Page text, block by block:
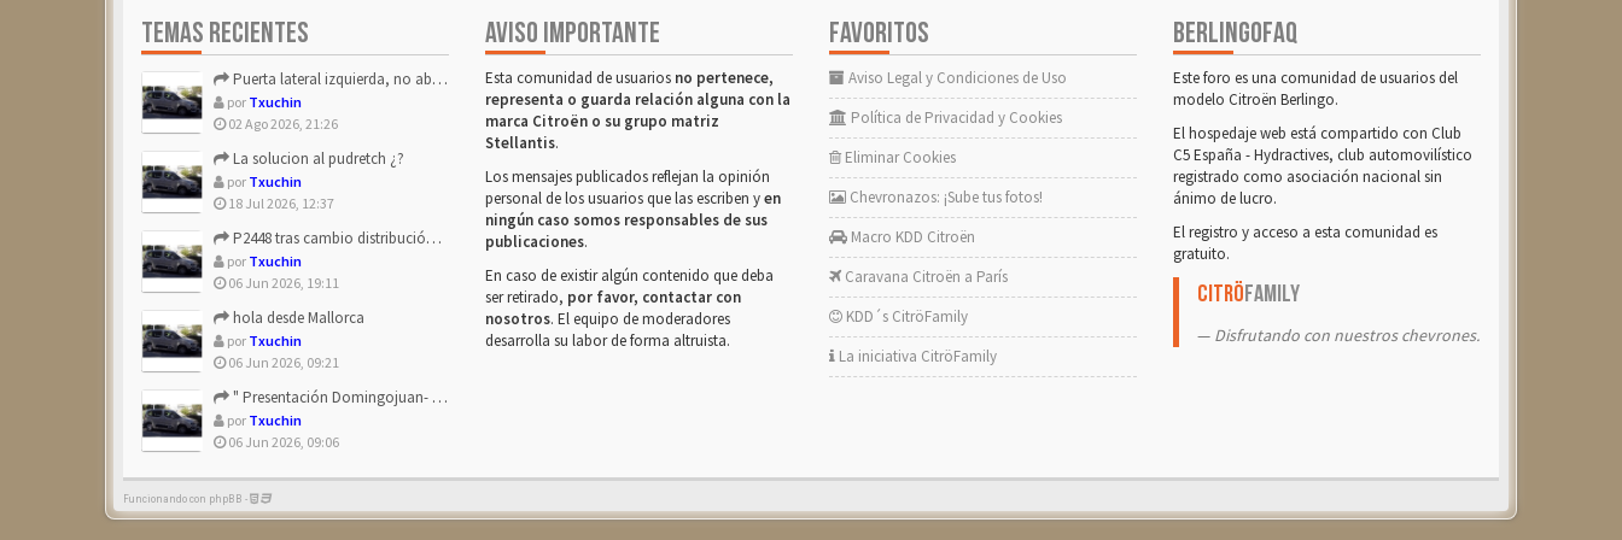
TEMAS RECIENTES
Puerta lateral izquierda, no abre después de repostar.
por Txuchin
02 Ago 2026, 21:26
La solucion al pudretch ¿?
por Txuchin
18 Jul 2026, 12:37
P2448 tras cambio distribución + tapas árbol levas
por Txuchin
06 Jun 2026, 19:11
hola desde Mallorca
por Txuchin
06 Jun 2026, 09:21
" Presentación Domingojuan- Berlingo Multiespace Blue ...
por Txuchin
06 Jun 2026, 09:06
AVISO IMPORTANTE
Esta comunidad de usuarios no pertenece,
representa o guarda relación alguna con la
marca Citroën o su grupo matriz
Stellantis.
Los mensajes publicados reflejan la opinión
personal de los usuarios que las escriben yen
ningún caso somos responsables de sus
publicaciones.
En caso de existir algún contenido que deba
ser retirado, por favor, contactar con
nosotros. El equipo de moderadores
desarrolla su labor de forma altruista.
FAVORITOS
Aviso Legal y Condiciones de Uso
Política de Privacidad y Cookies
Eliminar Cookies
Chevronazos: ¡Sube tus fotos!
Macro KDD Citroën
Caravana Citroën a París
KDD´s CitröFamily
La iniciativa CitröFamily
BERLINGOFAQ
Este foro es una comunidad de usuarios del
modelo Citroën Berlingo.
El hospedaje web está compartido con Club
C5 España - Hydractives, club automovilístico
registrado como asociación nacional sin
ánimo de lucro.
El registro y acceso a esta comunidad es
gratuito.
CitröFamily
Disfrutando con nuestros chevrones.
Funcionando con phpBB -